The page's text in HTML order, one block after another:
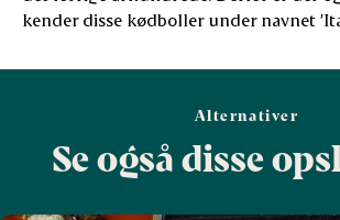
kender disse kødboller under navnet
Alternativer
Se også disse